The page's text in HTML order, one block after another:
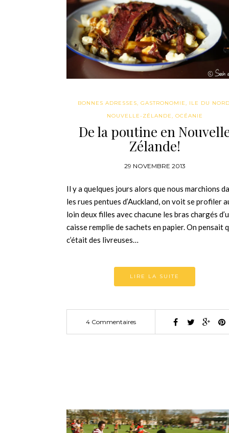
BONNES ADRESSES GASTRONOMIE
ILE DU
NOUVELLE-ZÉLANDE
OCÉANIE
De la poutine en
Zélande!
29 NOVEMBRE 2013
Il y a quelques jours alors que nous marchions
les rues pentues d’Auckland, on voit se profiler
loin deux filles avec chacune les bras chargés
caisse remplie de sachets en papier. On pensait
c’était des livreuses…
LIRE LA SUITE
4 Commentaires